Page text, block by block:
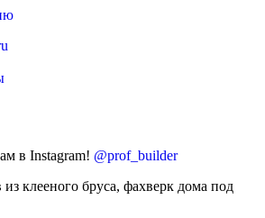
в Instagram! @prof_builder
клееного бруса, фахверк дома под